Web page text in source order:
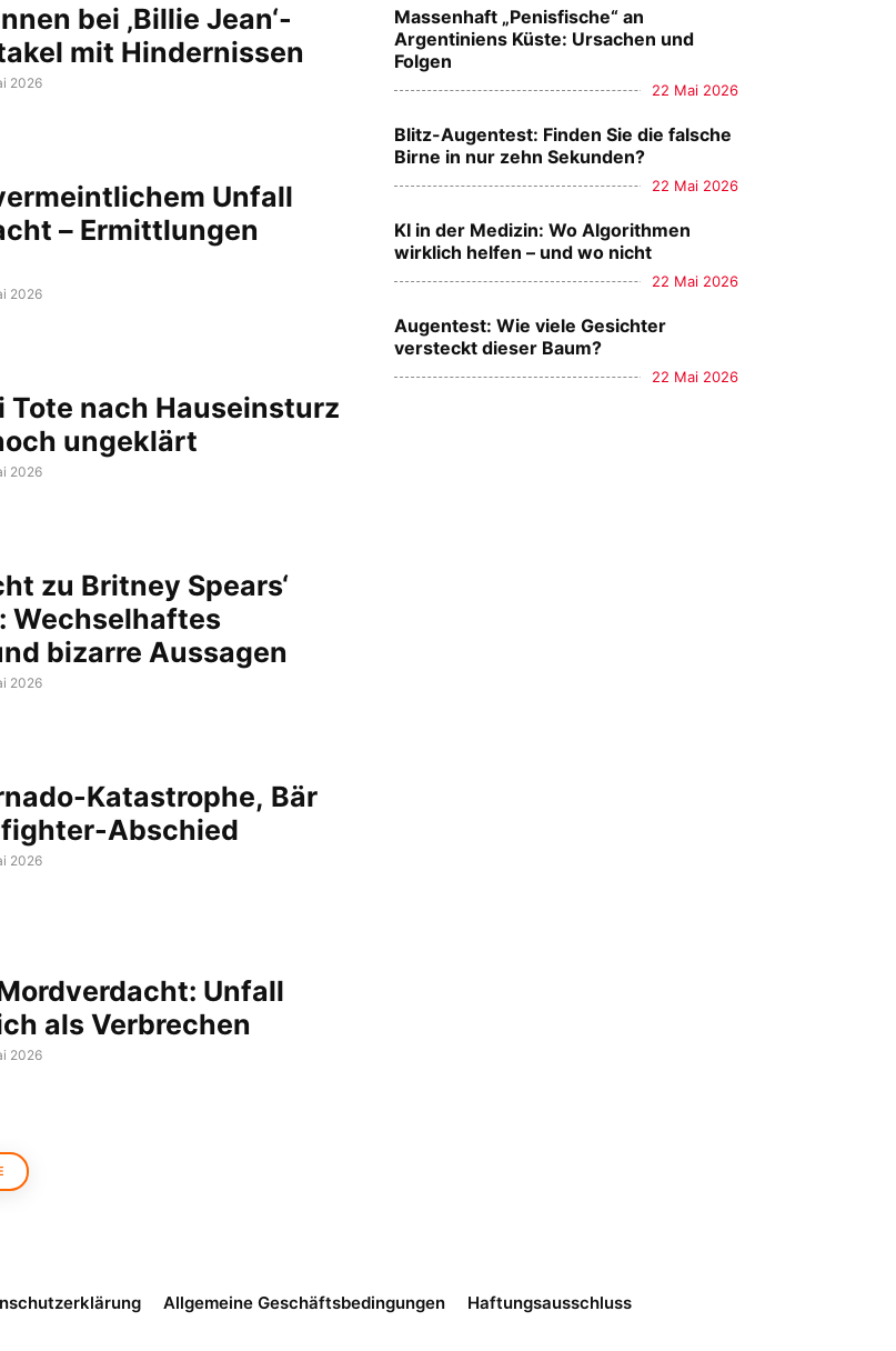
bei ‚Billie Jean‘-
mit Hindernissen
2026
Unfall
– Ermittlungen
2026
Tote nach Hauseinsturz
ungeklärt
2026
zu Britney Spears‘
Wechselhaftes
bizarre Aussagen
2026
Katastrophe, Bär
Abschied
2026
Unfall
als Verbrechen
2026
Massenhaft „Penisfische“ an
Argentiniens Küste: Ursachen und
Folgen
22 Mai 2026
Blitz-Augentest: Finden Sie die falsche
Birne in nur zehn Sekunden?
22 Mai 2026
KI in der Medizin: Wo Algorithmen
wirklich helfen – und wo nicht
22 Mai 2026
Augentest: Wie viele Gesichter
versteckt dieser Baum?
22 Mai 2026
Allgemeine Geschäftsbedingungen Haftungsausschluss